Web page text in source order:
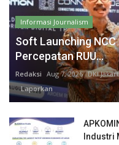
Informasi Journalism
Soft Launching
Percepatan RUU...
Redaksi Aug 7, 2026 DKI
Laporkan
Industri